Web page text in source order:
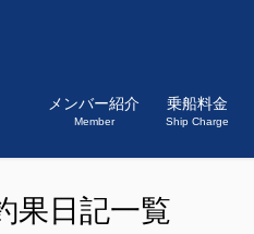
メンバー紹介
Member
乗船料金
Ship Charge
果日記一覧